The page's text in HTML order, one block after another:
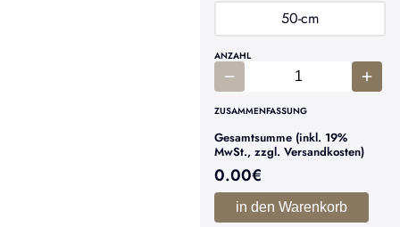
50-cm
ANZAHL
ZUSAMMENFASSUNG
Gesamtsumme (inkl. 19%
MwSt., zzgl. Versandkosten)
0.00€
in den Warenkorb